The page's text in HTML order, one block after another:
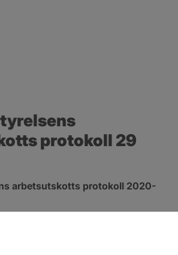
protokoll 29
arbetsutskotts protokoll 2020-